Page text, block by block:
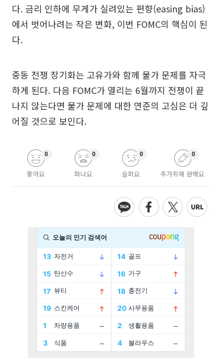
다. 금리 인하에 무게가 실려있는 편향(easing bias)
에서 벗어나려는 작은 변화, 이번 FOMC의 핵심이 된
다.
중동 전쟁 장기화는 고유가와 함께 물가 문제를 자극
하게 된다. 다음 FOMC가 열리는 6월까지 전쟁이 끝
나지 않는다면 물가 문제에 대한 연준의 고심은 더 깊
어질 것으로 보인다.
좋아요
0
화나요
0
슬퍼요
0
추가취재 원해요
0